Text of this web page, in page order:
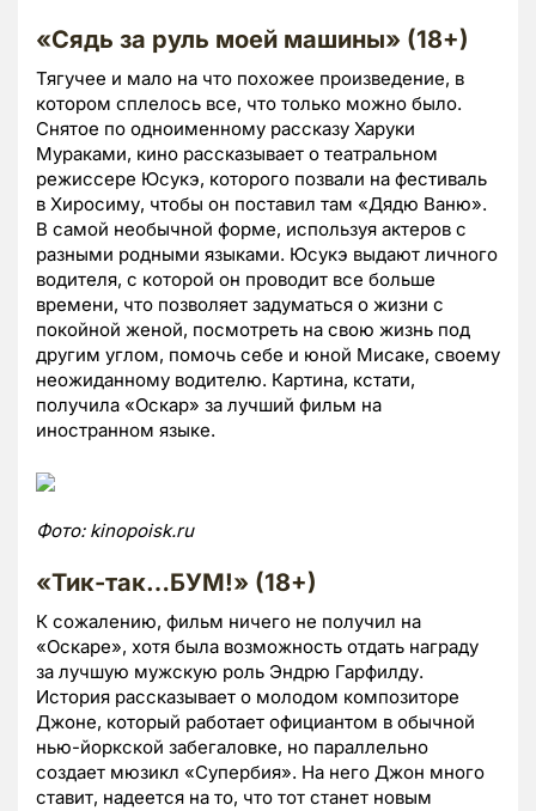
«Сядь за руль моей машины» (18+)
Тягучее и мало на что похожее произведение, в
котором сплелось все, что только можно было.
Снятое по одноименному рассказу Харуки
Мураками, кино рассказывает о театральном
режиссере Юсукэ, которого позвали на фестиваль
в Хиросиму, чтобы он поставил там «Дядю Ваню».
В самой необычной форме, используя актеров с
разными родными языками. Юсукэ выдают личного
водителя, с которой он проводит все больше
времени, что позволяет задуматься о жизни с
покойной женой, посмотреть на свою жизнь под
другим углом, помочь себе и юной Мисаке, своему
неожиданному водителю. Картина, кстати,
получила «Оскар» за лучший фильм на
иностранном языке.
Фото: kinopoisk.ru
«Тик-так…БУМ!» (18+)
К сожалению, фильм ничего не получил на
«Оскаре», хотя была возможность отдать награду
за лучшую мужскую роль Эндрю Гарфилду.
История рассказывает о молодом композиторе
Джоне, который работает официантом в обычной
нью-йоркской забегаловке, но параллельно
создает мюзикл «Супербия». На него Джон много
ставит, надеется на то, что тот станет новым